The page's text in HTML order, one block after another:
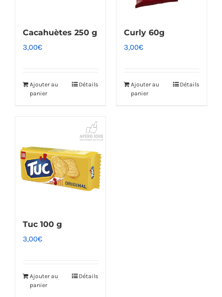
Cacahuètes 250 g
3,00€
Ajouter au
panier
Détails
Curly 60g
3,00€
Ajouter au
panier
Détails
Tuc 100 g
3,00€
Ajouter au
panier
Détails